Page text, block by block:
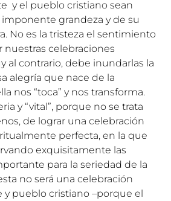
y el pueblo cristiano sean
grandeza y de su
No es la tristeza el sentimiento
celebraciones
al contrario, debe inundarlas la
alegría que nace de la
nos “toca” y nos transforma.
y “vital”, porque no se trata
de lograr una celebración
perfecta, en la que
exquisitamente las
para la seriedad de la
no será una celebración
y pueblo cristiano –porque el